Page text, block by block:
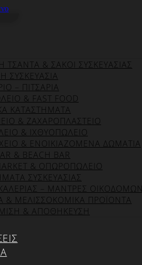
ΤΣΑΝΤΑ & ΣΑΚΟΙ ΣΥΣΚΕΥΑΣΙΑΣ
ΣΥΣΚΕΥΑΣΊΑ
– ΠΙΤΣΑΡΙΑ
& FAST FOOD
ΚΑΤΑΣΤΗΜΑΤΑ
& ΖΑΧΑΡΟΠΛΑΣΤΕΙΟ
& ΙΧΘΥΟΠΩΛΕΙΟ
& ΕΝΟΙΚΙΑΖΟΜΕΝΑ ΔΩΜΑΤΙΑ
& BEACH BAR
& ΟΠΩΡΟΠΩΛΕΙΟ
ΣΥΣΚΕΥΑΣΙΑΣ
– ΜΑΝΤΡΕΣ
& ΜΕΛΙΣΣΟΚΟΜΙΚΑ ΠΡΟΪΟΝΤΑ
& ΑΠΟΘΗΚΕΥΣΗ